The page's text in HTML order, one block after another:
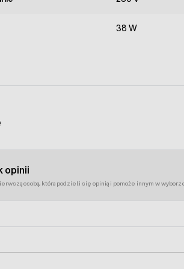
38 W
opinii
osobą, która podzieli się opinią i pomoże innym w